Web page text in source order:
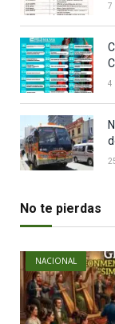
7
4
No te pierdas
NACIONAL